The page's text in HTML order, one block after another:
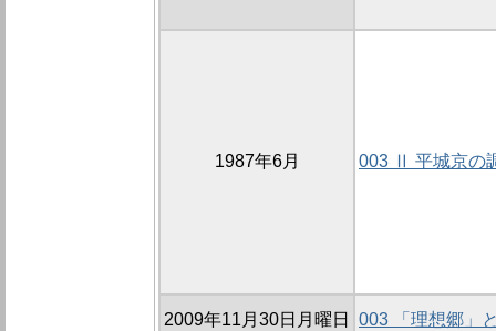
1987年6月 003 Ⅱ 平城京の
2009年11月30日月曜日 003 「理想郷」